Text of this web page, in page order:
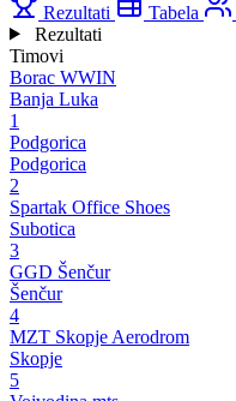
Rezultati Tabela
Rezultati
Timovi
Borac WWIN
Banja Luka
1
Podgorica
Podgorica
2
Spartak Office Shoes
Subotica
3
GGD Šenčur
Šenčur
4
MZT Skopje Aerodrom
Skopje
5